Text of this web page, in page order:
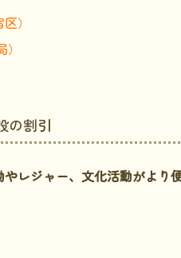
）
の割引
レジャー、文化活動がより